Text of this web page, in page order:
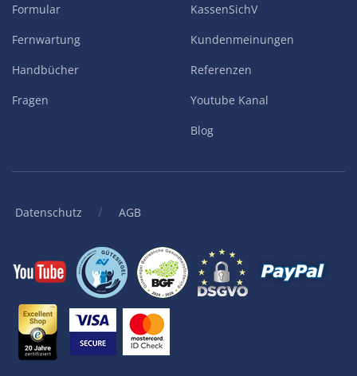
Formular
Fernwartung
Handbücher
Fragen
KassenSichV
Kundenmeinungen
Referenzen
Youtube Kanal
Blog
Datenschutz / AGB